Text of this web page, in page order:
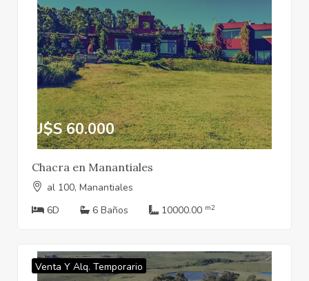
U$S 60.000
Chacra en Manantiales
al 100, Manantiales
6D
6 Baños 10000.00 m2
Venta Y Alq. Temporario